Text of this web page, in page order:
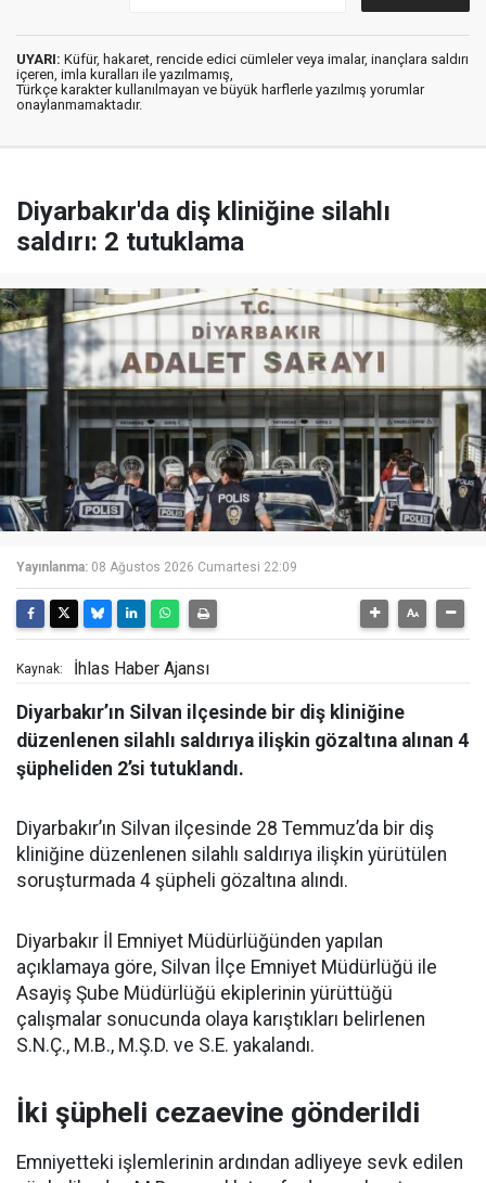
UYARI: Küfür, hakaret, rencide edici cümleler veya imalar, inançlara saldırı
içeren, imla kuralları ile yazılmamış,
Türkçe karakter kullanılmayan ve büyük harflerle yazılmış yorumlar
onaylanmamaktadır.
Diyarbakır'da diş kliniğine silahlı
saldırı: 2 tutuklama
Yayınlanma: 08 Ağustos 2026 Cumartesi 22:09
Kaynak: İhlas Haber Ajansı
Diyarbakır’ın Silvan ilçesinde bir diş kliniğine
düzenlenen silahlı saldırıya ilişkin gözaltına alınan 4
şüpheliden 2’si tutuklandı.
Diyarbakır’ın Silvan ilçesinde 28 Temmuz’da bir diş
kliniğine düzenlenen silahlı saldırıya ilişkin yürütülen
soruşturmada 4 şüpheli gözaltına alındı.
Diyarbakır İl Emniyet Müdürlüğünden yapılan
açıklamaya göre, Silvan İlçe Emniyet Müdürlüğü ile
Asayiş Şube Müdürlüğü ekiplerinin yürüttüğü
çalışmalar sonucunda olaya karıştıkları belirlenen
S.N.Ç., M.B., M.Ş.D. ve S.E. yakalandı.
İki şüpheli cezaevine gönderildi
Emniyetteki işlemlerinin ardından adliyeye sevk edilen